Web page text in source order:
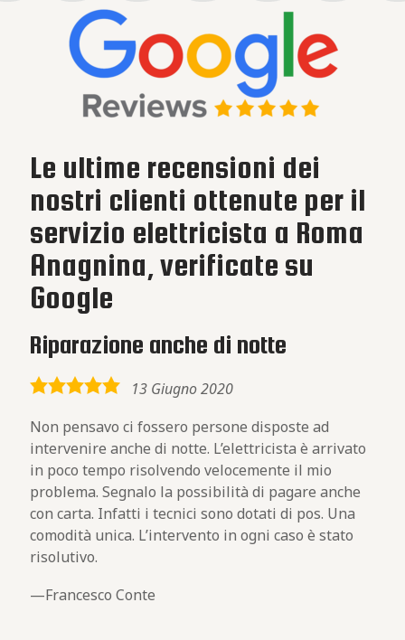
Le ultime recensioni dei
nostri clienti ottenute per il
servizio elettricista a Roma
Anagnina, verificate su
Google
Riparazione anche di notte
5,0
13 Giugno 2020
Non pensavo ci fossero persone disposte ad
intervenire anche di notte. L’elettricista è arrivato
in poco tempo risolvendo velocemente il mio
problema. Segnalo la possibilità di pagare anche
con carta. Infatti i tecnici sono dotati di pos. Una
comodità unica. L’intervento in ogni caso è stato
risolutivo.
Francesco Conte